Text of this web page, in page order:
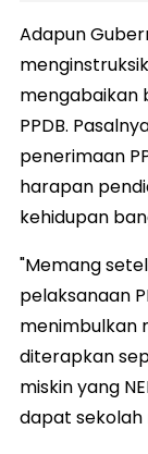
Adapun
mengabaikan
PPDB.
penerimaan
harapan
kehidupan
"Memang
pelaksanaan
menimbulkan
diterapkan
miskin yang
dapat sekolah